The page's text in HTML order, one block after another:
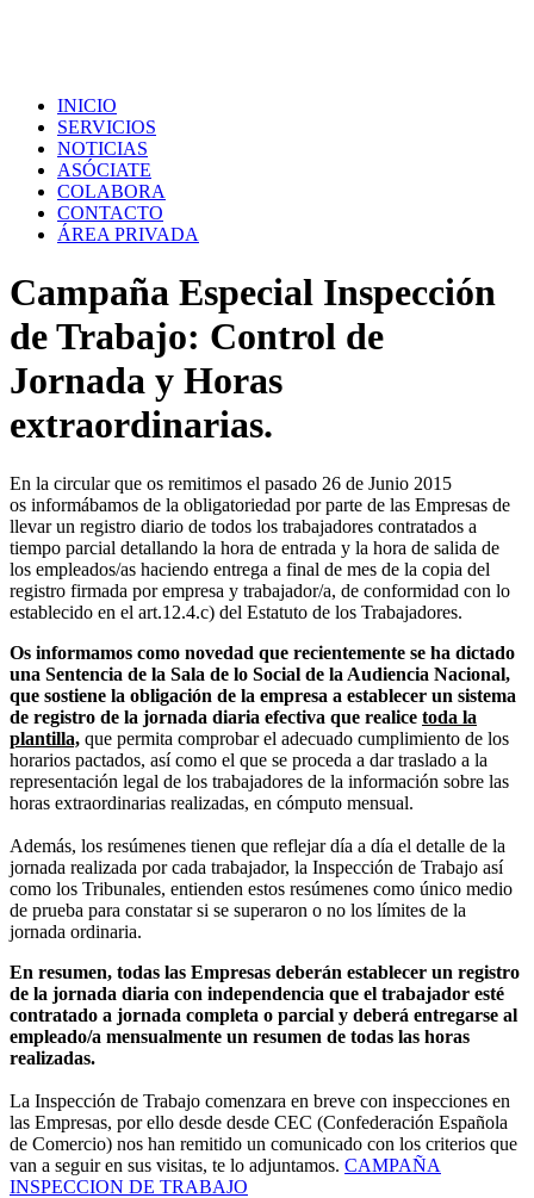
INICIO
SERVICIOS
NOTICIAS
ASÓCIATE
COLABORA
CONTACTO
ÁREA PRIVADA
Campaña Especial Inspección
de Trabajo: Control de
Jornada y Horas
extraordinarias.
En la circular que os remitimos el pasado 26 de Junio 2015
os informábamos de la obligatoriedad por parte de las Empresas de
llevar un registro diario de todos los trabajadores contratados a
tiempo parcial detallando la hora de entrada y la hora de salida de
los empleados/as haciendo entrega a final de mes de la copia del
registro firmada por empresa y trabajador/a, de conformidad con lo
establecido en el art.12.4.c) del Estatuto de los Trabajadores.
Os informamos como novedad que recientemente se ha dictado
una Sentencia de la Sala de lo Social de la Audiencia Nacional,
que sostiene la obligación de la empresa a establecer un sistema
de registro de la jornada diaria efectiva que realice toda la
plantilla, que permita comprobar el adecuado cumplimiento de los
horarios pactados, así como el que se proceda a dar traslado a la
representación legal de los trabajadores de la información sobre las
horas extraordinarias realizadas, en cómputo mensual.
Además, los resúmenes tienen que reflejar día a día el detalle de la
jornada realizada por cada trabajador, la Inspección de Trabajo así
como los Tribunales, entienden estos resúmenes como único medio
de prueba para constatar si se superaron o no los límites de la
jornada ordinaria.
En resumen, todas las Empresas deberán establecer un registro
de la jornada diaria con independencia que el trabajador esté
contratado a jornada completa o parcial y deberá entregarse al
empleado/a mensualmente un resumen de todas las horas
realizadas.
La Inspección de Trabajo comenzara en breve con inspecciones en
las Empresas, por ello desde desde CEC (Confederación Española
de Comercio) nos han remitido un comunicado con los criterios que
van a seguir en sus visitas, te lo adjuntamos. CAMPAÑA
INSPECCION DE TRABAJO